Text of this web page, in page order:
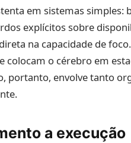
em sistemas simples:
explícitos sobre
na capacidade de
colocam o cérebro em
portanto, envolve tanto
a execução